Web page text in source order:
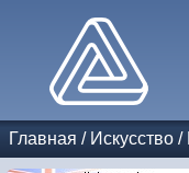
Главная / Искусство /